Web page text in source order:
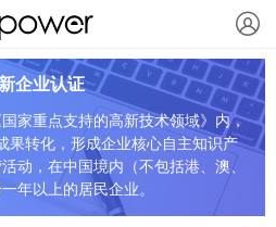
企业认证
家重点支持的高新技术领域》内，
果转化，形成企业核心自主知识产
动，在中国境内（不包括港、澳、
年以上的居民企业。